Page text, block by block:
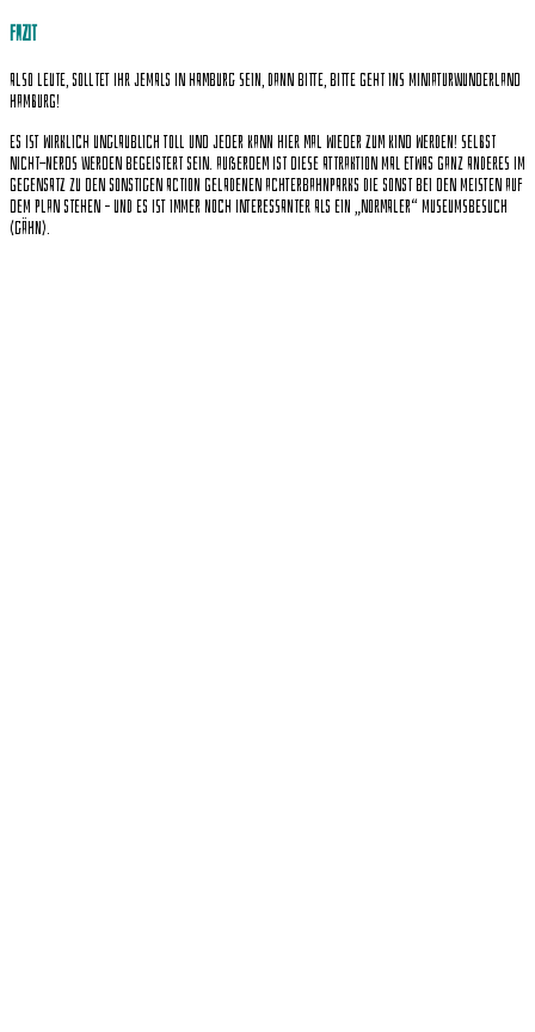
Fazit
Also Leute, solltet ihr jemals in Hamburg sein, dann bitte, bitte geht ins Miniaturwunderland
Hamburg!
Es ist wirklich unglaublich toll und jeder kann hier mal wieder zum Kind werden! Selbst
Nicht-Nerds werden begeistert sein. Außerdem ist diese Attraktion mal etwas ganz anderes im
Gegensatz zu den sonstigen Action geladenen Achterbahnparks die sonst bei den meisten auf
dem Plan stehen – und es ist immer noch interessanter als ein „normaler“ Museumsbesuch
(gähn).